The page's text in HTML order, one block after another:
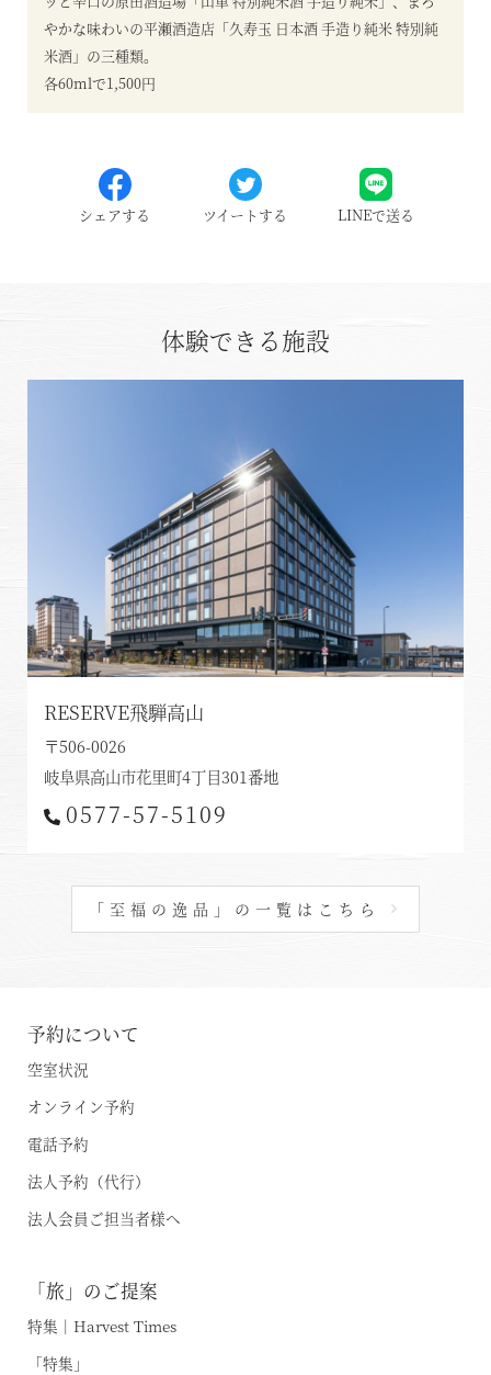
やかな味わいの平瀬酒造店「久寿玉 日本酒 手造り純米 特別純
米酒」の三種類。
各60mlで1,500円
シェアする ツイートする LINEで送る
体験できる施設
RESERVE飛騨高山
〒506-0026
岐阜県高山市花里町4丁目301番地
0577-57-5109
「至福の逸品」の一覧はこちら
予約について
空室状況
オンライン予約
電話予約
法人予約（代行）
法人会員ご担当者様へ
「旅」のご提案
特集｜Harvest Times
「特集」